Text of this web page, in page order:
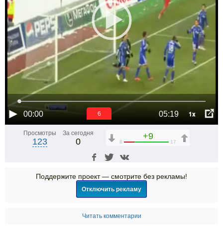
00:00 05:19 1x
6
Просмотры
123
За сегодня
0
+9
8 17
Поддержите проект — смотрите без рекламы!
Отключить рекламу
Читать комментарии